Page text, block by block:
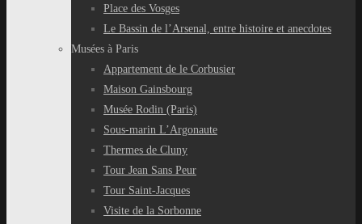
Place des Vosges
Le Bassin de l’Arsenal, entre histoire et anecdotes
Musées à Paris
Appartement de le Corbusier
Maison Gainsbourg
Musée Rodin (Paris)
Sous-marin L’Argonaute
Thermes de Cluny
Tour Jean Sans Peur
Tour Saint-Jacques
Visite de la Sorbonne